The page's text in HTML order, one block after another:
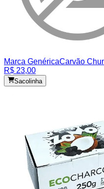
Marca GenéricaCarvão
R$ 23,00
Sacolinha